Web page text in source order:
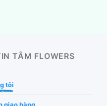
TÂM FLOWERS
tôi